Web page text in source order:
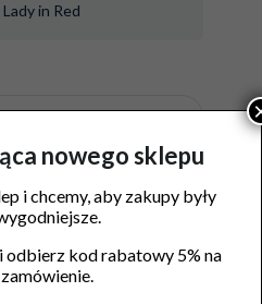
Lady in Red
z o.o.nowego sklepu
i chcemy, aby zakupy były
odbierz kod rabatowy 5% na